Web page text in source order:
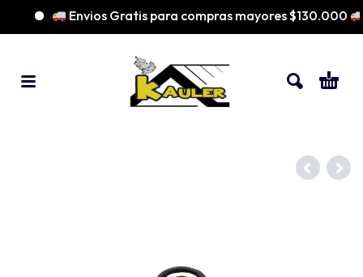
Envios Gratis para compras mayores $130.000